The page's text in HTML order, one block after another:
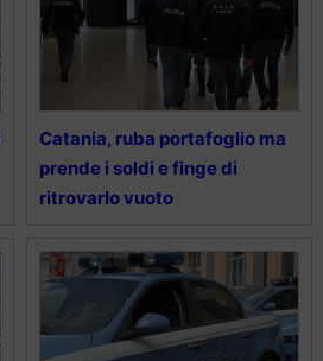
Catania, ruba portafoglio ma
prende i soldi e finge di
ritrovarlo vuoto